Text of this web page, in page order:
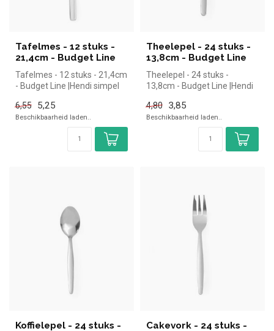
Tafelmes - 12 stuks -
21,4cm - Budget Line
Tafelmes - 12 stuks - 21,4cm
- Budget Line |Hendi simpel
6,55
5,25
Beschikbaarheid laden..
Theelepel - 24 stuks -
13,8cm - Budget Line
Theelepel - 24 stuks -
13,8cm - Budget Line |Hendi
...
4,80 3,85
Beschikbaarheid laden..
Koffielepel - 24 stuks -
Cakevork - 24 stuks -